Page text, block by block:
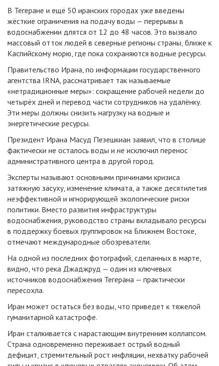
В Тегеране и ещё 50 иранских городах уже введены
жёсткие ограничения на подачу воды — перерывы в
водоснабжении длятся от 12 до 48 часов. Это вызвало
массовый отток людей в северные регионы страны, ближе к
Каспийскому морю, где пока сохраняются водные ресурсы.
Правительство Ирана, по информации государственного
агентства IRNA, рассматривает так называемые
«нетрадиционные меры»: сокращение рабочей недели до
четырёх дней и перевод части сотрудников на удалёнку.
Эти меры должны снизить нагрузку на водные и
энергетические ресурсы.
Президент Ирана Масуд Пезешкиан заявил, что в столице
фактически не осталось воды и не исключил перенос
административного центра в другой город.
Эксперты называют основными причинами кризиса
затяжную засуху, изменение климата, а также десятилетия
неэффективной и игнорирующей экологические риски
политики. Вместо развития инфраструктуры
водоснабжения, руководство страны вкладывало ресурсы
в поддержку боевых группировок на Ближнем Востоке,
отмечают международные обозреватели.
На одной из последних фотографий, сделанных в марте,
видно, что река Джаджруд — один из ключевых
источников водоснабжения Тегерана — практически
пересохла.
Иран может остаться без воды, что приведет к тяжелой
гуманитарной катастрофе.
Иран сталкивается с нарастающим внутренним коллапсом.
Страна одновременно переживает острый водный
дефицит, стремительный рост инфляции, нехватку рабочей